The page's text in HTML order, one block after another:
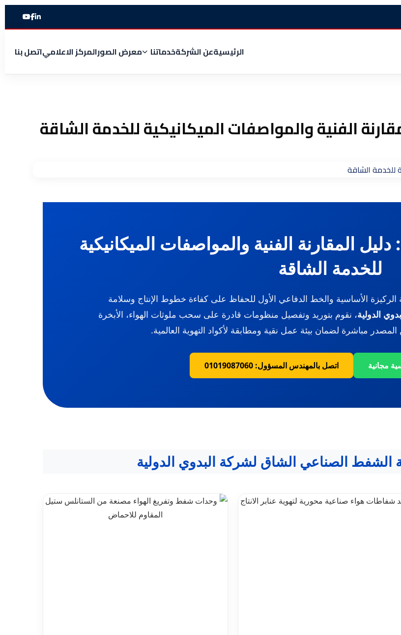
الرئيسيةعن الشركةخدماتنا معرض الصورالمركز الاعلامياتصل بنا
الفنية والمواصفات الميكانيكية للخدمة الشاقة
المقارنة الفنية والمواصفات الميكانيكية
للخدمة الشاقة
الركيزة الأساسية والخط الدفاعي الأول للحفاظ على كفاءة خطوط الإنتاج وسلامة
الدولية، نقوم بتوريد وتفصيل منظومات قادرة على سحب ملوثات الهواء، الأبخرة
المصدر مباشرة لضمان بيئة عمل نقية ومطابقة لأكواد التهوية العالمية.
مجانية اتصل بالمهندس المسؤول: 01019087060
الصناعي الشاق لشركة البدوي الدولية